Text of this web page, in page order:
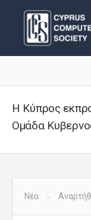
Η Κύπρος
Ομάδα
Νέα